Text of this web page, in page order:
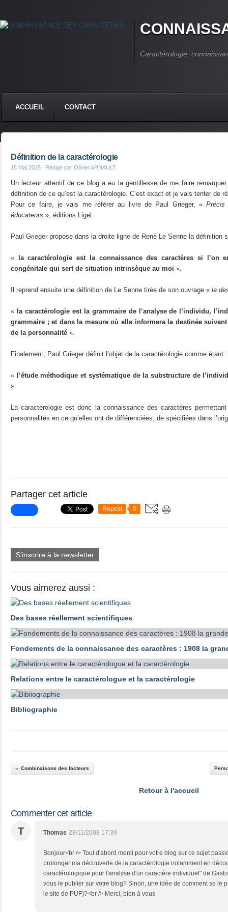
Caractérologie,
ACCUEIL CONTACT
Définition de la caractérologie
15 Mai 2025 , Rédigé par Olivier ARNAULT
Un lecteur attentif de ce blog a eu la gentillesse de me faire
définition de ce qu’est la caractérologie. C’est exact et je vais tenter de
Pour ce faire, je vais me référer au livre de Paul Grieger, «Précis
éducateurs », éditions Ligel.
Paul Grieger propose dans la droite ligne de René Le Senne la définition
«
la caractérologie est la connaissance des caractères si l’on
congénitale qui sert de situation intrinsèque au moi ».
Il reprend ensuite une définition de Le Senne tirée de son ouvrage « la
« la caractérologie est la grammaire de l’analyse de l’individu,
grammaire ; et dans la mesure où elle informera la destinée
de la personnalité ».
Finalement, Paul Grieger définit l’objet de la caractérologie comme étant :
«
l’étude méthodique et systématique de la substructure de
».
La caractérologie est donc la connaissance des caractères
personnalités en ce qu’elles ont de différenciées, de spécifiées dans
Partager cet article
Repost 0
S'inscrire à la newsletter
Vous aimerez aussi :
Des bases réellement scientifiques
Fondements de la connaissance des caractères : 1908 la
Relations entre le caractérologue et la caractérologie
Bibliographie
Combinaisons des facteurs
Retour à l'accueil
Commenter cet article
T Thomas 28/11/2008 17:39
Bonjour<br /> Tout d'abord merci pour votre blog sur ce sujet
prolonger ma découverte de la caractérologie notamment en
caractérologique pour l'analyse d'un caractère individuel" de
vous le publier sur votre blog? Sinon, une idée de comment se le
le site de PUF)?<br /> Merci, bien à vous